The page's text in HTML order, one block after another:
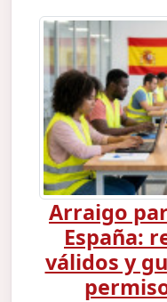
Arraigo
España:
válidos y